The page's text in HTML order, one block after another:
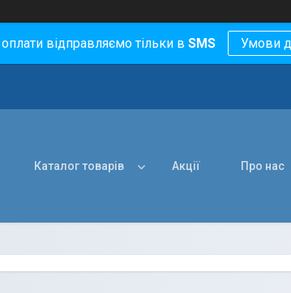
відправляємо тільки в SMS Умови
Каталог товарів Акції Про нас